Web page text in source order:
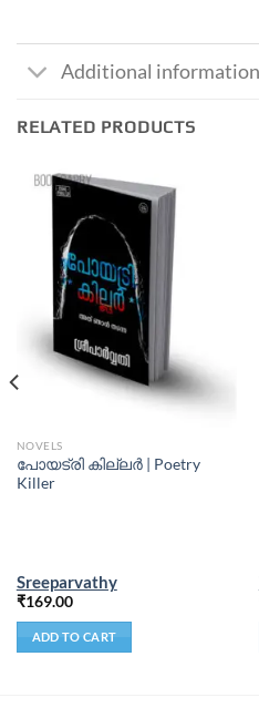
Additional information
RELATED PRODUCTS
NOVELS
പോയട്രി കില്ലർ | Poetry
Killer
Sreeparvathy
₹169.00
ADD TO CART